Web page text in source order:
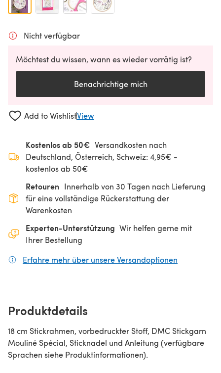
Nicht verfügbar
Möchtest du wissen, wann es wieder vorrätig ist?
Benachrichtige mich
Add to WishlistView
Kostenlos ab 50€ Versandkosten nach
Deutschland, Österreich, Schweiz: 4,95€ -
kostenlos ab 50€
Retouren Innerhalb von 30 Tagen nach Lieferung
für eine vollständige Rückerstattung der
Warenkosten
Experten-Unterstützung Wir helfen gerne mit
Ihrer Bestellung
Erfahre mehr über unsere Versandoptionen
Produktdetails
18 cm Stickrahmen, vorbedruckter Stoff, DMC Stickgarn
Mouliné Spécial, Sticknadel und Anleitung (verfügbare
Sprachen siehe Produktinformationen).